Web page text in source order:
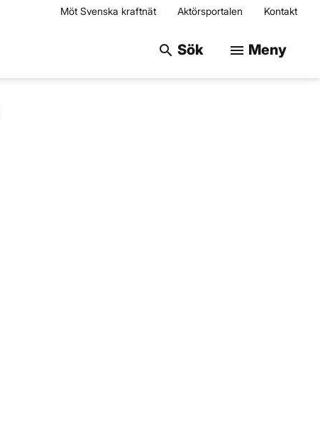
Möt Svenska kraftnät Aktörsportalen Kontakt
search Sök Sök på
menu Meny